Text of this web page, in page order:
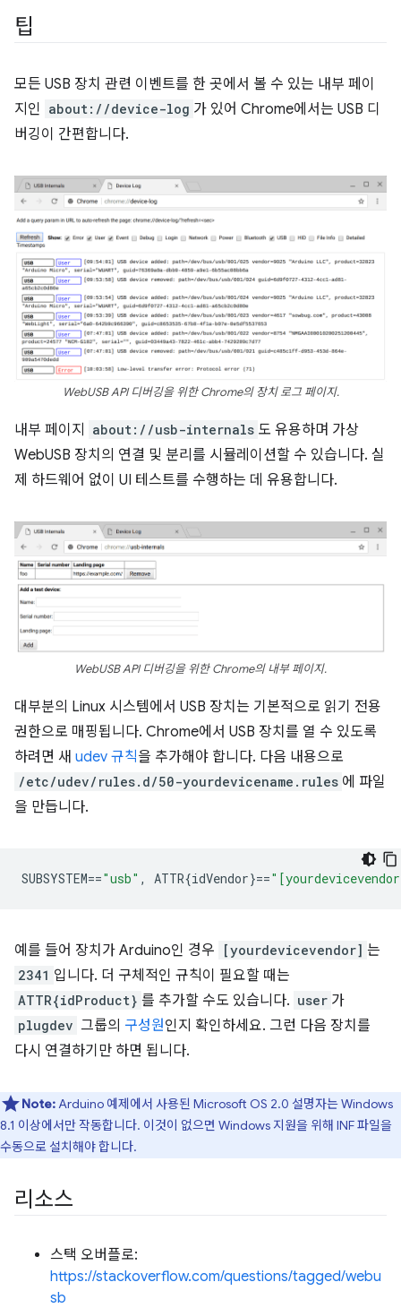
팁
모든 USB 장치 관련 이벤트를 한 곳에서 볼 수 있는 내부 페이
지인 about://device-log 가 있어 Chrome에서는 USB 디
버깅이 간편합니다.
WebUSB API 디버깅을 위한 Chrome의 장치 로그 페이지.
내부 페이지 about://usb-internals 도 유용하며 가상
WebUSB 장치의 연결 및 분리를 시뮬레이션할 수 있습니다. 실
제 하드웨어 없이 UI 테스트를 수행하는 데 유용합니다.
WebUSB API 디버깅을 위한 Chrome의 내부 페이지.
대부분의 Linux 시스템에서 USB 장치는 기본적으로 읽기 전용
권한으로 매핑됩니다. Chrome에서 USB 장치를 열 수 있도록
하려면 새 udev 규칙을 추가해야 합니다. 다음 내용으로
/etc/udev/rules.d/50-yourdevicename.rules 에 파일
을 만듭니다.
SUBSYSTEM=="usb" , ATTR{idVendor}==
예를 들어 장치가 Arduino인 경우 [yourdevicevendor] 는
2341 입니다. 더 구체적인 규칙이 필요할 때는
ATTR{idProduct} 를 추가할 수도 있습니다. user 가
plugdev 그룹의 구성원인지 확인하세요. 그런 다음 장치를
다시 연결하기만 하면 됩니다.
Note:Arduino 예제에서 사용된 Microsoft OS 2.0 설명자는 Windows
8.1 이상에서만 작동합니다. 이것이 없으면 Windows 지원을 위해 INF 파일을
수동으로 설치해야 합니다.
리소스
스택 오버플로:
https://stackoverflow.com/questions/tagged/webu
sb